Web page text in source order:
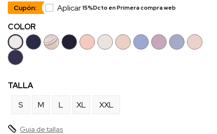
Cupón: Aplicar15%Dcto en Primera compra web
COLOR
TALLA
S
M L XL XXL
Guia de tallas